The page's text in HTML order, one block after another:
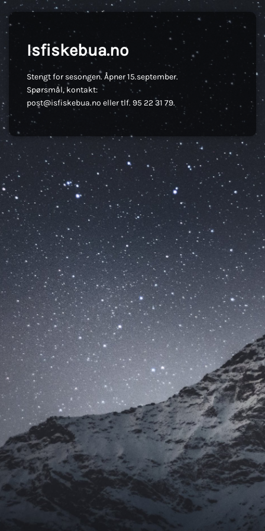
Isfiskebua.no
Stengt for sesongen. Åpner 15.september.
Spørsmål, kontakt:
post@isfiskebua.no eller tlf. 95 22 31 79.